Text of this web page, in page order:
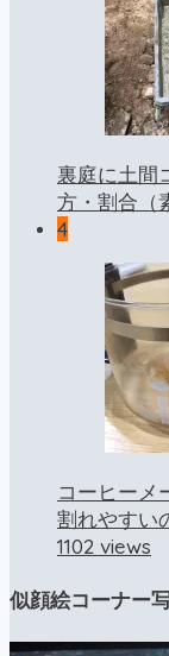
裏庭に土間
方・割合（
4
コーヒーメ
割れやすい
1102 views
似顔絵コーナー